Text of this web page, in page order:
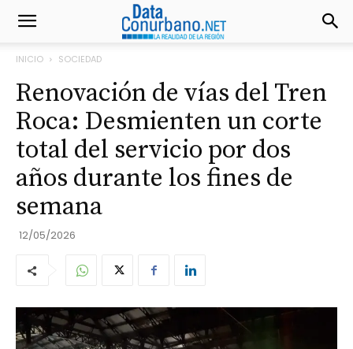
INICIO SOCIEDAD
Renovación de vías del Tren
Roca: Desmienten un corte
total del servicio por dos
años durante los fines de
semana
12/05/2026